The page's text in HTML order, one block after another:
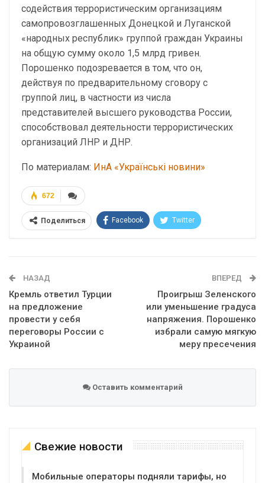
содействия террористическим организациям
самопровозглашенных Донецкой и Луганской
«народных республик» группой граждан Украины
на общую сумму около 1,5 млрд гривен.
Порошенко подозревается в том, что он,
действуя по предварительному сговору с
группой лиц, в частности из числа
представителей высшего руководства России,
способствовал деятельности террористических
организаций ЛНР и ДНР.
По материалам: ИнА «Українські новини»
672
Поделиться Facebook Twitter
НАЗАД
Кремль ответил Турции
на предложение
провести у себя
переговоры России с
Украиной
ВПЕРЕД
Проигрыш Зеленского
или уменьшение градуса
напряжения. Порошенко
избрали самую мягкую
меру пресечения
Оставить комментарий
Свежие новости
Мобильные операторы подняли тарифы, но